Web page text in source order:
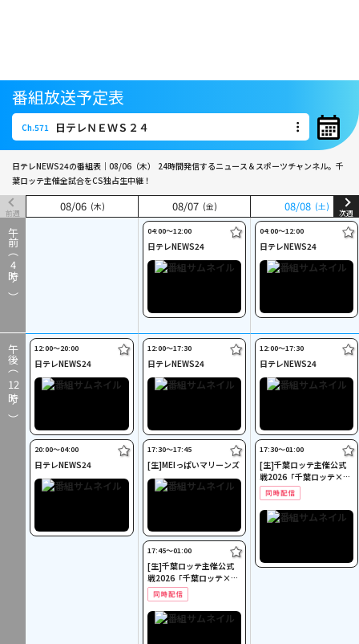
番組放送予定表
Ch.571 日テレＮＥＷＳ２４
Ch.571 日テレＮＥＷＳ２４
日テレNEWS24の番組表｜08/06（木）
24時間発信するニュース＆スポーツチャンネル。千
葉ロッテ主催全試合をCS独占生中継！
08/06 (木) 08/07 (金) 08/08 (土)
前週 次週
午前（
4
時～）
午後（
12
時～）
08/06 (木) 08/07 (金) 08/08 (土)
04:00〜12:00
日テレNEWS24
04:00〜12:00
日テレNEWS24
12:00〜20:00
日テレNEWS24
20:00〜04:00
日テレNEWS24
12:00〜17:30
日テレNEWS24
17:30〜17:45
[生]MEIっぱいマリーンズ
17:45〜01:00
[生]千葉ロッテ主催公式
戦2026「千葉ロッテ×オ
リックス」
12:00〜17:30
日テレNEWS24
17:30〜01:00
[生]千葉ロッテ主催公式
戦2026「千葉ロッテ×オ
リックス」